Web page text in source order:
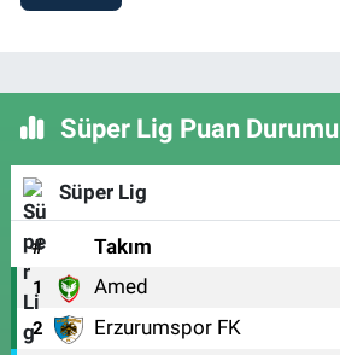
Süper Lig Puan Durumu
Süper Lig
# Takım
1 Amed
2 Erzurumspor FK